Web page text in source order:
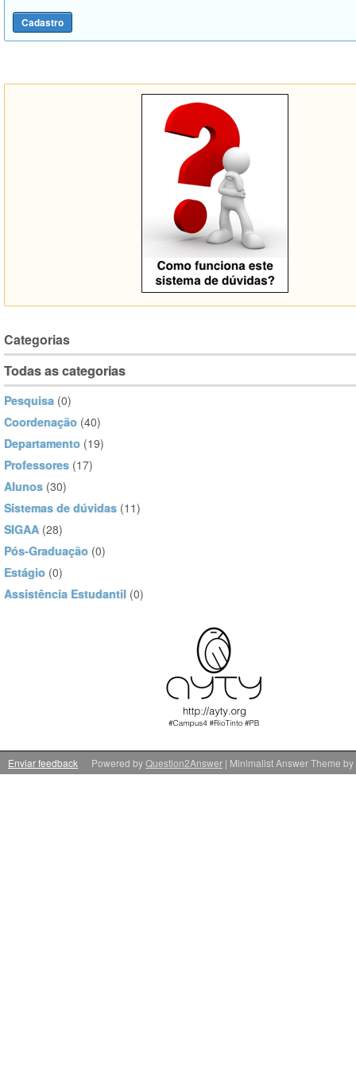
Categorias
Todas as categorias
Pesquisa (0)
Coordenação (40)
Departamento (19)
Professores (17)
Alunos (30)
Sistemas de dúvidas (11)
SIGAA (28)
Pós-Graduação (0)
Estágio (0)
Assistência Estudantil (0)
Enviar feedback | Minimalist Answer Theme by
Powered byQuestion2Answer